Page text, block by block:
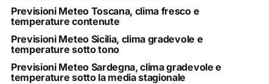
Previsioni Meteo Toscana, clima fresco e
temperature contenute
Previsioni Meteo Sicilia, clima gradevole e
temperature sotto tono
Previsioni Meteo Sardegna, clima gradevole e
temperature sotto la media stagionale